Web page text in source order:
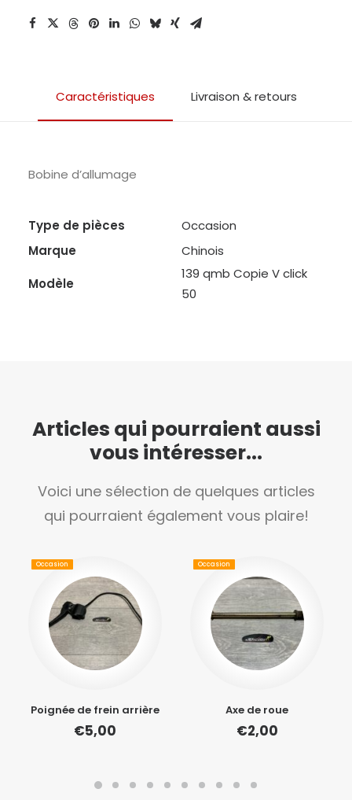
Caractéristiques Livraison & retours
Bobine d’allumage
Type de pièces
Occasion
Marque
Chinois
Modèle
139 qmb Copie V click
50
Articles qui pourraient aussi
vous intéresser...
Voici une sélection de quelques articles
qui pourraient également vous plaire!
Poignée de frein arrière
€5,00
Occasion
Axe de roue
€2,00
Occasion